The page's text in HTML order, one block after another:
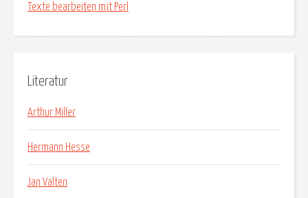
Texte bearbeiten mit Perl
Literatur
Arthur Miller
Hermann Hesse
Jan Valten